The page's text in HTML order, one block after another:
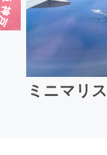
ミニマリ